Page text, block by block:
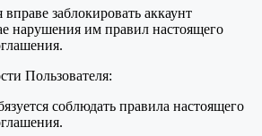
заблокировать аккаунт
нарушения им правил настоящего
Пользователя:
соблюдать правила настоящего